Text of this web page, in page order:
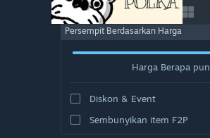
Persempit Berdasarkan Harga
Harga Berapa pun
Diskon & Event
Sembunyikan item F2P